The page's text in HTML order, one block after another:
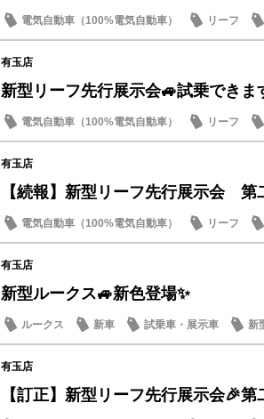
電気自動車（100%電気自動車）
リーフ
おもてなし
有玉店
新型リーフ先行展示会🚙試乗できま
電気自動車（100%電気自動車）
リーフ
話題の情報
有玉店
【続報】新型リーフ先行展示会 第
電気自動車（100%電気自動車）
リーフ
新型車
有玉店
新型ルークス🚙新色登場✨
ルークス 新車 試乗車・展示車 新
有玉店
【訂正】新型リーフ先行展示会🎉第